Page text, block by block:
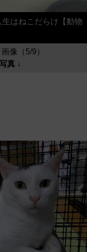
はねこだらけ【動物
像（5/9）
真 ↓